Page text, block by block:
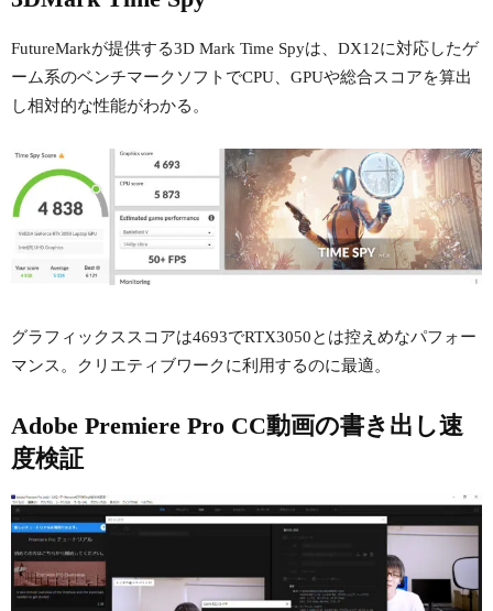
FutureMarkが提供する3D Mark Time Spyは、DX12に対応したゲ
ーム系のベンチマークソフトでCPU、GPUや総合スコアを算出
し相対的な性能がわかる。
グラフィックススコアは4693でRTX3050とは控えめなパフォー
マンス。クリエティブワークに利用するのに最適。
Adobe Premiere Pro CC動画の書き出し速
度検証